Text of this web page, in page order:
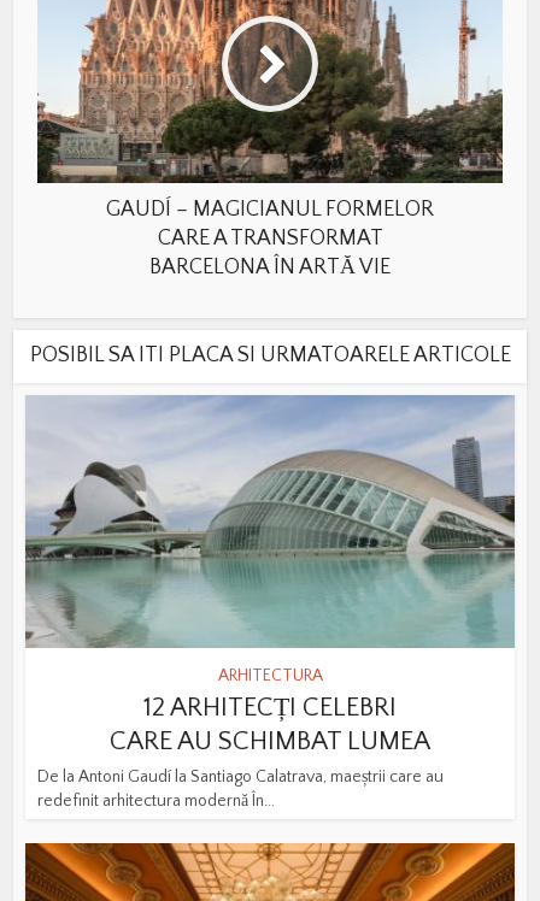
GAUDÍ – MAGICIANUL FORMELOR
CARE A TRANSFORMAT
BARCELONA ÎN ARTĂ VIE
POSIBIL SA ITI PLACA SI URMATOARELE ARTICOLE
ARHITECTURA
12 ARHITECȚI CELEBRI
CARE AU SCHIMBAT LUMEA
De la Antoni Gaudí la Santiago Calatrava, maeștrii care au
redefinit arhitectura modernă În...